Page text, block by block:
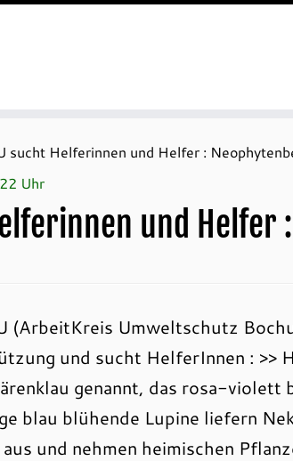
sucht Helferinnen und Helfer :
Uhr
und Helfer
(ArbeitKreis Umweltschutz
und sucht HelferInnen : >>
genannt, das rosa-violett
blau blühende Lupine liefern
und nehmen heimischen